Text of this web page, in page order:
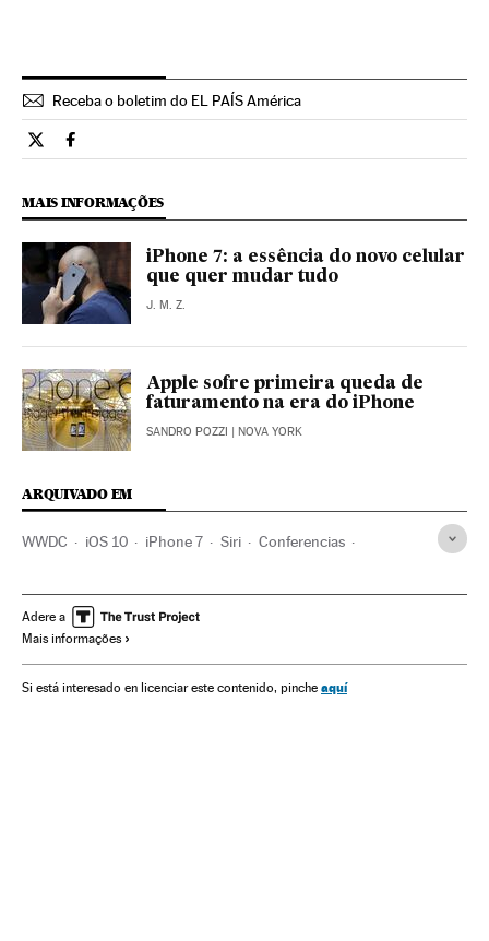
Receba o boletim do EL PAÍS América
Tecnologia El País Brasil en Twitter
Tecnologia El País Brasil en Facebook
MAIS INFORMAÇÕES
iPhone 7: a essência do novo celular
que quer mudar tudo
J. M. Z.
Apple sofre primeira queda de
faturamento na era do iPhone
SANDRO POZZI | NOVA YORK
ARQUIVADO EM
WWDC iOS 10 iPhone 7 Siri Conferencias
Celulares Sistemas operacionais
Telefonia celular multimídia
Celular Internet Empresas Mobilidade Telefonia
Adere a
Mais informações
Si está interesado en licenciar este contenido, pinche aquí